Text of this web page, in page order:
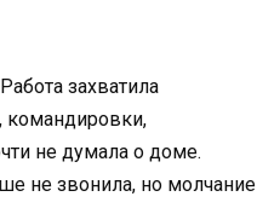
захватила
командировки,
не думала о доме.
не звонила, но молчание